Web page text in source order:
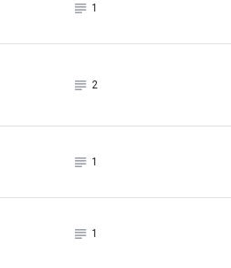
subject_black
1
subject_black
2
subject_black
1
subject_black
1